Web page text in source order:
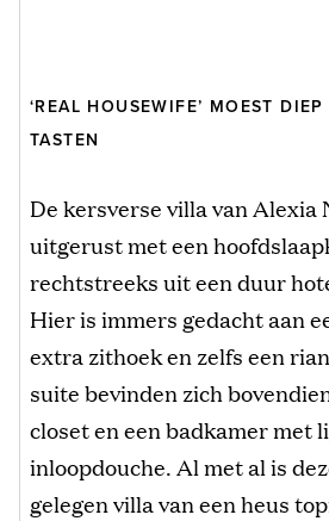
‘REAL HOUSEWIFE’ MOEST
TASTEN
De kersverse villa van Alexia
uitgerust met een
rechtstreeks uit een duur
Hier is immers gedacht aan
extra zithoek en zelfs een
suite bevinden zich
closet en een badkamer met
inloopdouche. Al met al is
gelegen villa van een heus